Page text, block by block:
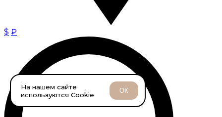
$ ₽
На нашем сайте
используются Cookie
ОК